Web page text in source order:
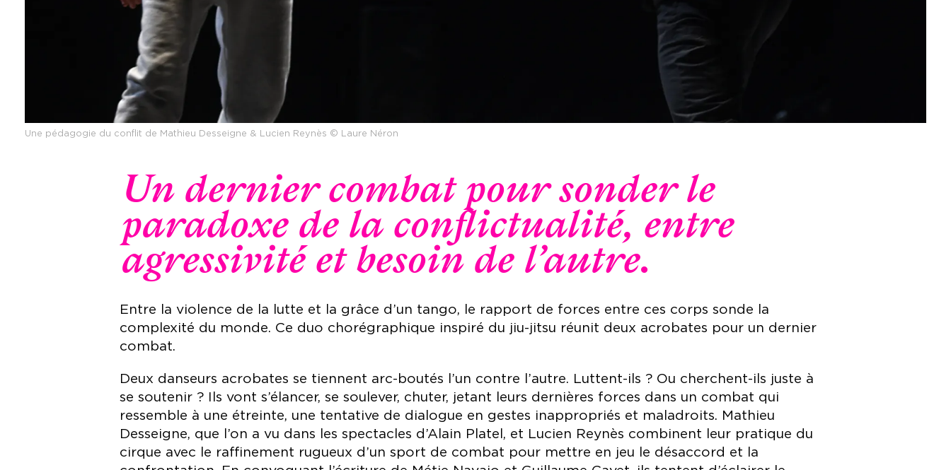
Une pédagogie du conflit de Mathieu Desseigne & Lucien Reynès © Laure Néron
Un dernier combat pour sonder le
paradoxe de la conflictualité, entre
agressivité et besoin de l’autre.
Entre la violence de la lutte et la grâce d’un tango, le rapport de forces entre ces corps sonde la
complexité du monde. Ce duo chorégraphique inspiré du jiu-jitsu réunit deux acrobates pour un dernier
combat.
Deux danseurs acrobates se tiennent arc-boutés l’un contre l’autre. Luttent-ils ? Ou cherchent-ils juste à
se soutenir ? Ils vont s’élancer, se soulever, chuter, jetant leurs dernières forces dans un combat qui
ressemble à une étreinte, une tentative de dialogue en gestes inappropriés et maladroits. Mathieu
Desseigne, que l’on a vu dans les spectacles d’Alain Platel, et Lucien Reynès combinent leur pratique du
cirque avec le raffinement rugueux d’un sport de combat pour mettre en jeu le désaccord et la